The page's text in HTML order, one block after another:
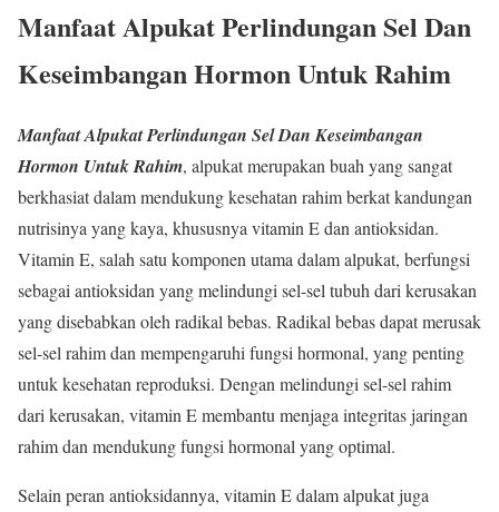
Manfaat Alpukat Perlindungan Sel Dan
Keseimbangan Hormon Untuk Rahim
Manfaat Alpukat Perlindungan Sel Dan Keseimbangan
Hormon Untuk Rahim, alpukat merupakan buah yang sangat
berkhasiat dalam mendukung kesehatan rahim berkat kandungan
nutrisinya yang kaya, khususnya vitamin E dan antioksidan.
Vitamin E, salah satu komponen utama dalam alpukat, berfungsi
sebagai antioksidan yang melindungi sel-sel tubuh dari kerusakan
yang disebabkan oleh radikal bebas. Radikal bebas dapat merusak
sel-sel rahim dan mempengaruhi fungsi hormonal, yang penting
untuk kesehatan reproduksi. Dengan melindungi sel-sel rahim
dari kerusakan, vitamin E membantu menjaga integritas jaringan
rahim dan mendukung fungsi hormonal yang optimal.
Selain peran antioksidannya, vitamin E dalam alpukat juga